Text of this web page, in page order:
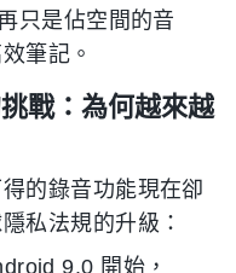
只是佔空間的音
筆記。
戰：為何越來越
的錄音功能現在卻
私法規的升級：
9.0 開始，